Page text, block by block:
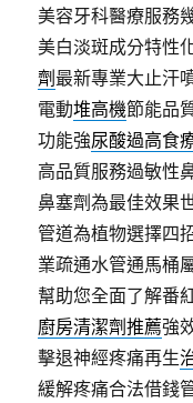
美容牙科醫療服務
美白淡斑成分特性
劑 最新專業大止汗
電動堆高機節能品
功能強尿酸過高食
高品質服務過敏性
鼻塞劑為最佳效果
管道為植物選擇四
業疏通水管通馬桶
幫助您全面了解番
廚房清潔劑推薦強
擊退神經疼痛再生
緩解疼痛合法借錢